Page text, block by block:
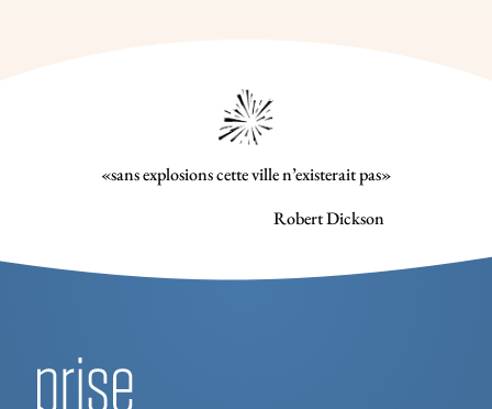
«sans explosions cette ville n’existerait pas»
Robert Dickson